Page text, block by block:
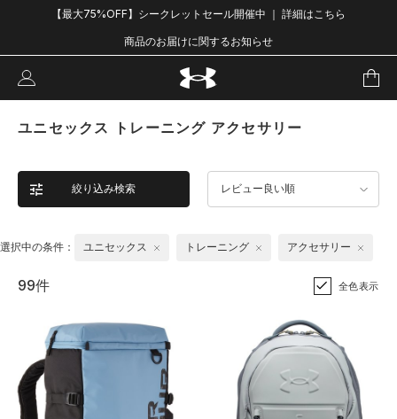
【最大75%OFF】シークレットセール開催中 ｜ 詳細はこちら
商品のお届けに関するお知らせ
ユニセックス トレーニング アクセサリー
絞り込み検索 レビュー良い順
選択中の条件： ユニセックス トレーニング アクセサリー
99件 全色表示